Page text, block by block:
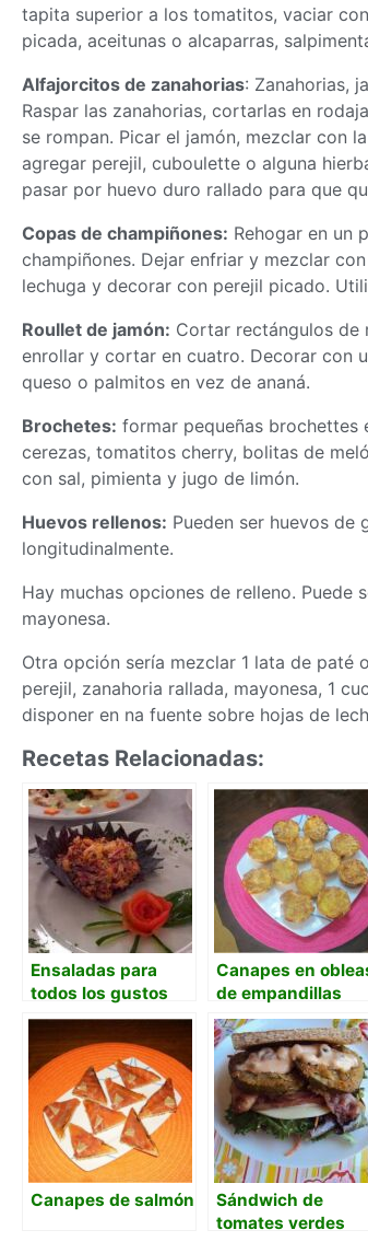
tapita superior a los tomatitos, vaciar
picada, aceitunas o alcaparras,
Alfajorcitos de zanahorias: Zanahorias,
Raspar las zanahorias, cortarlas en
se rompan. Picar el jamón, mezclar con
agregar perejil, cuboulette o alguna
pasar por huevo duro rallado para que
Copas de champiñones: Rehogar en un
champiñones. Dejar enfriar y mezclar
lechuga y decorar con perejil picado.
Roullet de jamón: Cortar rectángulos de
enrollar y cortar en cuatro. Decorar con
queso o palmitos en vez de ananá.
Brochetes: formar pequeñas brochettes
cerezas, tomatitos cherry, bolitas de
con sal, pimienta y jugo de limón.
Huevos rellenos: Pueden ser huevos
longitudinalmente.
Hay muchas opciones de relleno. Puede
mayonesa.
Otra opción sería mezclar 1 lata de paté
perejil, zanahoria rallada, mayonesa, 1
disponer en na fuente sobre hojas de
Recetas Relacionadas:
Ensaladas para
todos los gustos
Canapes en
de empandillas
Canapes de salmón
Sándwich de
tomates verdes